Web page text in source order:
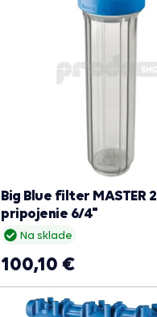
Na sklade
Big Blue filter MASTER
pripojenie 6/4"
100,10 €